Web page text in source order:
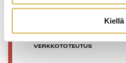
Kiellä
VERKKOTOTEUTUS